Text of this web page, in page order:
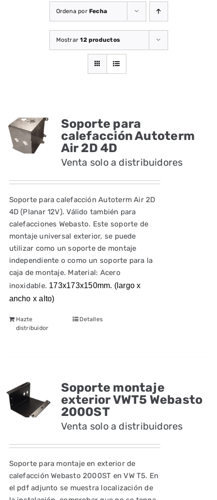
Ordena por Fecha
Mostrar12 productos
Soporte para
calefacción Autoterm
Air 2D 4D
Venta solo a distribuidores
Soporte para calefacción Autoterm Air 2D
4D (Planar 12V). Válido también para
calefacciones Webasto. Este soporte de
montaje universal exterior, se puede
utilizar como un soporte de montaje
independiente o como un soporte para la
caja de montaje. Material: Acero
inoxidable. 173x173x150mm. (largo x
ancho x alto)
Hazte
distribuidor
Detalles
Soporte montaje
exterior VWT5 Webasto
2000ST
Venta solo a distribuidores
Soporte para montaje en exterior de
calefacción Webasto 2000ST en VW T5. En
el pdf adjunto se muestra localización de